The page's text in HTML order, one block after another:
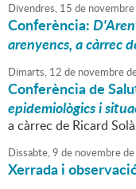
Divendres, 15 de novembre
Conferència:
arenyencs, a càrrec
Dimarts, 12 de novembre
Conferència de
epidemiològics i
a càrrec de Ricard
Dissabte,9 de novembrede
Xerrada i